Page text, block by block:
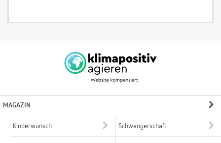
MAGAZIN
Kinderwunsch Schwangerschaft